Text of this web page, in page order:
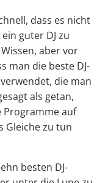
dass es nicht
guter DJ zu
aber vor
man die beste DJ-
die man
als getan,
Programme auf
Gleiche zu tun
besten DJ-